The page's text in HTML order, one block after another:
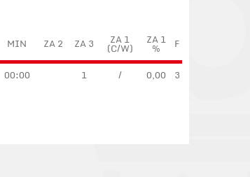
MIN ZA 2 ZA 3 ZA 1
(C/W)
ZA 1
% F
00:00 1 / 0,00 3